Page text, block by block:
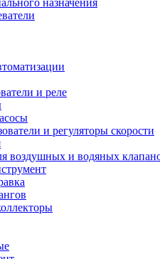
назначения
и реле
и регуляторы скорости
воздушных и водяных